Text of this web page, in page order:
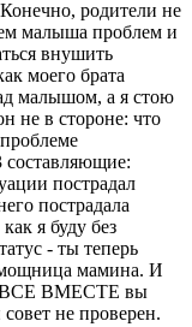
родители не
малыша проблем и
внушить
моего брата
малышом, а я стою
не в стороне: что
составляющие:
пострадал
пострадала
я буду без
- ты теперь
мамина. И
и ВСЕ ВМЕСТЕ вы
не проверен.